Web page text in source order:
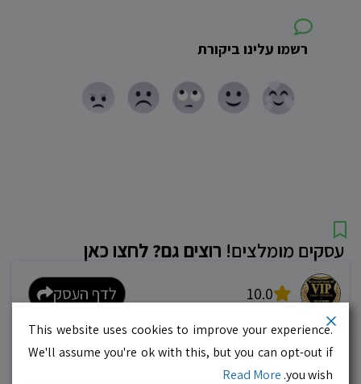
רשמו עלינו ביקורת
עסקים מומלצים! רוצים גם? לחצו כאן
10.0 לדף העסק
מוניות רחובות בילו
אפשר להזמין מונית בכל רגע 24/6
This website uses cookies to improve your experience.
We'll assume you're ok with this, but you can opt-out if
you wish.
Read More